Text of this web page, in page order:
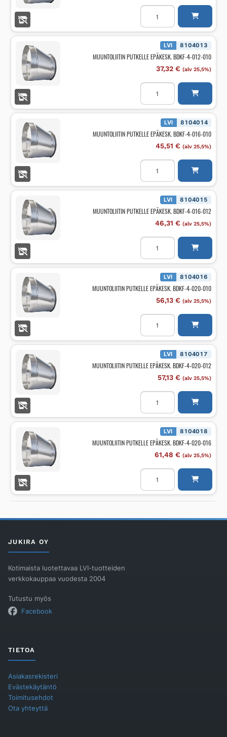
MUUNTOLIITIN
OSALLE
EPÄKESK.
BDKF-
2-
määrä
LVI 8104013
MUUNTOLIITIN PUTKELLE EPÄKESK. BDKF-4-012-010
37,32 € (alv 25,5%)
MUUNTOLIITIN
PUTKELLE
BDKF-
4-
määrä
LVI 8104014
MUUNTOLIITIN PUTKELLE EPÄKESK. BDKF-4-016-010
45,51 € (alv 25,5%)
MUUNTOLIITIN
PUTKELLE
BDKF-
4-
määrä
LVI 8104015
MUUNTOLIITIN PUTKELLE EPÄKESK. BDKF-4-016-012
46,31 € (alv 25,5%)
MUUNTOLIITIN
PUTKELLE
BDKF-
4-
määrä
LVI 8104016
MUUNTOLIITIN PUTKELLE EPÄKESK. BDKF-4-020-010
56,13 € (alv 25,5%)
MUUNTOLIITIN
PUTKELLE
BDKF-
4-
määrä
LVI 8104017
MUUNTOLIITIN PUTKELLE EPÄKESK. BDKF-4-020-012
57,13 € (alv 25,5%)
MUUNTOLIITIN
PUTKELLE
BDKF-
4-
määrä
LVI 8104018
MUUNTOLIITIN PUTKELLE EPÄKESK. BDKF-4-020-016
61,48 € (alv 25,5%)
MUUNTOLIITIN
PUTKELLE
BDKF-
4-
määrä
JUKIRA OY
Kotimaista luotettavaa LVI-tuotteiden
verkkokauppaa vuodesta 2004
Tutustu myös
Facebook
TIETOA
Asiakasrekisteri
Evästekäytäntö
Toimitusehdot
Ota yhteyttä